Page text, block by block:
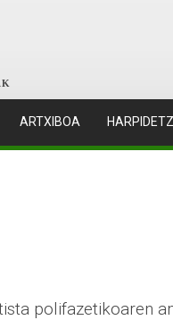
ARTXIBOA
polifazetikoaren